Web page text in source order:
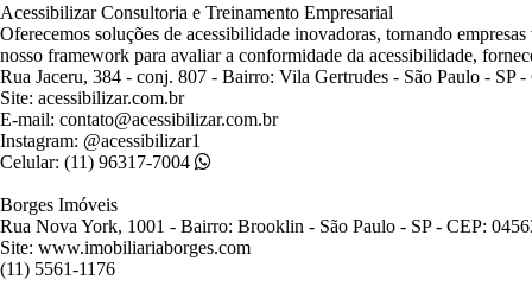
Acessibilizar Consultoria e Treinamento Empresarial
Oferecemos soluções de acessibilidade inovadoras, tornando
nosso framework para avaliar a conformidade da acessibilidade,
Rua Jaceru, 384 - conj. 807 - Bairro: Vila Gertrudes - São Paulo - SP
Site: acessibilizar.com.br
E-mail: contato@acessibilizar.com.br
Instagram: @acessibilizar1
Celular: (11) 96317-7004
Borges Imóveis
Rua Nova York, 1001 - Bairro: Brooklin - São Paulo - SP - CEP:
Site: www.imobiliariaborges.com
(11) 5561-1176